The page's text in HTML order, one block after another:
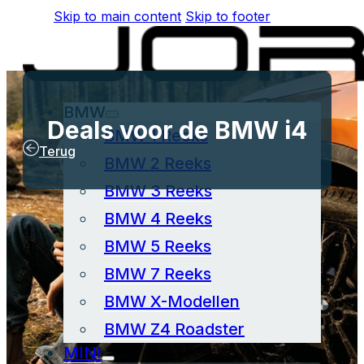
Skip to main content Skip to footer
BMW
BMW 1 Reeks
BMW 2 Reeks
BMW 3 Reeks
BMW 4 Reeks
BMW 5 Reeks
BMW 7 Reeks
BMW X-Modellen
BMW Z4 Roadster
MINI
Terug
Deals voor de BMW i4